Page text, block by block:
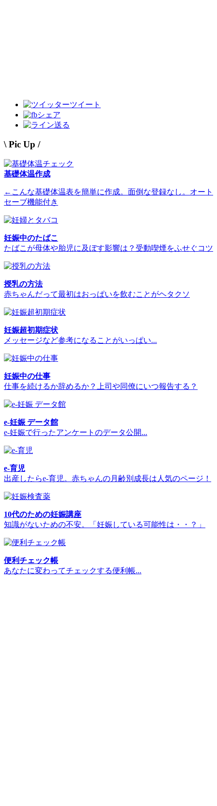
ツイート
シェア
送る
\ Pic Up /
基礎体温作成
←こんな基礎体温表を簡単に作成。面倒な登録なし。オート
セーブ機能付き
妊娠中のたばこ
たばこが母体や胎児に及ぼす影響は？受動喫煙をふせぐコツ
授乳の方法
赤ちゃんだって最初はおっぱいを飲むことがヘタクソ
妊娠超初期症状
メッセージなど参考になることがいっぱい...
妊娠中の仕事
仕事を続けるか辞めるか？上司や同僚にいつ報告する？
e-妊娠 データ館
e-妊娠で行ったアンケートのデータ公開...
e-育児
出産したらe-育児。赤ちゃんの月齢別成長は人気のページ！
10代のための妊娠講座
知識がないための不安。「妊娠している可能性は・・？」
便利チェック帳
あなたに変わってチェックする便利帳...